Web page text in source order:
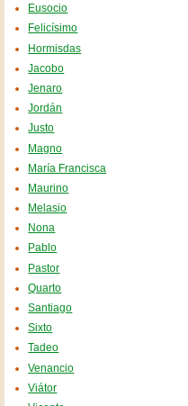
Eusocio
Felicísimo
Hormisdas
Jacobo
Jenaro
Jordán
Justo
Magno
María Francisca
Maurino
Melasio
Nona
Pablo
Pastor
Quarto
Santiago
Sixto
Tadeo
Venancio
Viátor